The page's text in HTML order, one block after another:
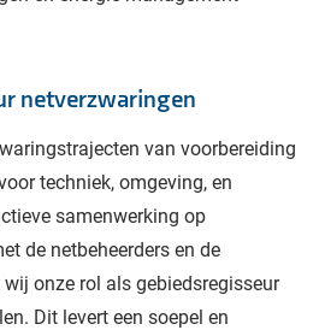
netverzwaringen
van voorbereiding
techniek, omgeving, en
samenwerking op
de netbeheerders en de
onze rol als gebiedsregisseur
Dit levert een soepel en